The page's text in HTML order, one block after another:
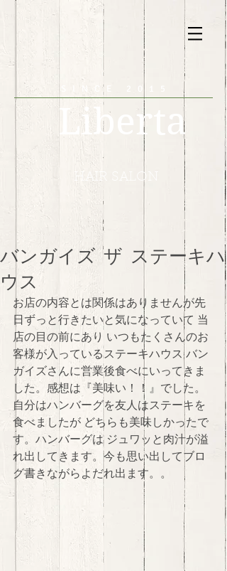
SINCE 2015
Liberta
HAIR SALON
バンガイズ ザ ステーキハ
ウス
お店の内容とは関係はありませんが先
日ずっと行きたいと気になっていて 当
店の目の前にあり いつもたくさんのお
客様が入っているステーキハウス バン
ガイズさんに営業後食べにいってきま
した。感想は『美味い！！』でした。
自分はハンバーグを友人はステーキを
食べましたが どちらも美味しかったで
す。ハンバーグは ジュワッと肉汁が溢
れ出してきます。今も思い出してブロ
グ書きながらよだれ出ます。。